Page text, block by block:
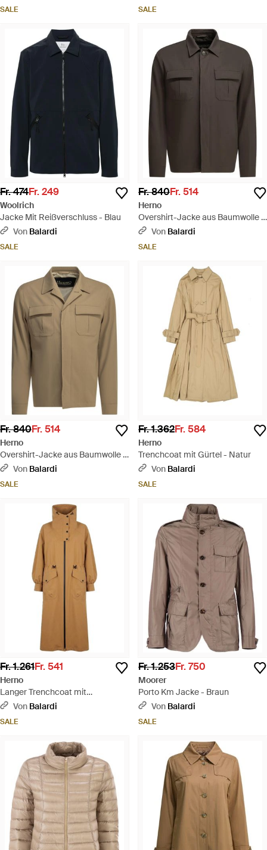
SALE SALE
Fr. 474Fr. 249
Woolrich
Jacke Mit Reißverschluss - Blau
Von Balardi
SALE
Fr. 840Fr. 514
Herno
Overshirt-Jacke aus Baumwolle -
Schwarz
Von Balardi
SALE
Fr. 840Fr. 514
Herno
Overshirt-Jacke aus Baumwolle -
GrünVon Balardi
SALE
Fr. 1.362Fr. 584
Herno
Trenchcoat mit Gürtel - Natur
Von Balardi
SALE
Fr. 1.261Fr. 541
Herno
Langer Trenchcoat mit
Trichterkragen - Natur
Von Balardi
SALE
Fr. 1.253Fr. 750
Moorer
Porto Km Jacke - Braun
Von Balardi
SALE